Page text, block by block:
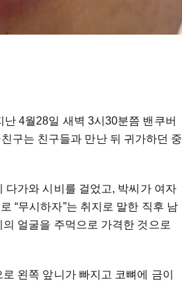
4월28일 새벽 3시30분쯤 밴쿠버
구는 친구들과 만난 뒤 귀가하던 중
다가와 시비를 걸었고, 박씨가 여자
“무시하자”는 취지로 말한 직후 남
얼굴을 주먹으로 가격한 것으로
왼쪽 앞니가 빠지고 코뼈에 금이